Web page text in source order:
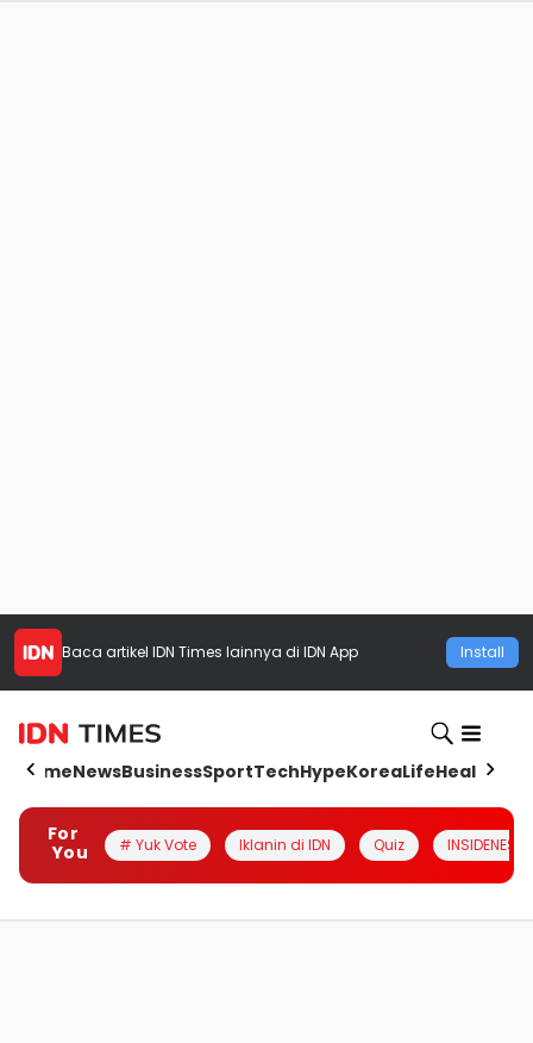
Baca artikel IDN Times lainnya di IDN App Install
HomeNewsBusinessSportTechHypeKoreaLifeHealth
For
You
# Yuk Vote Iklanin di IDN Quiz INSIDENESIA